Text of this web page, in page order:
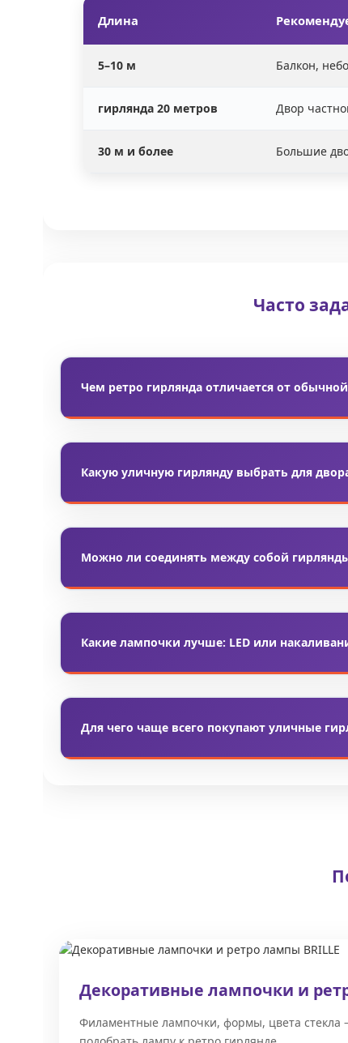
Длина
5–10 м Балкон,
гирлянда 20 метров Двор
30 м и более Большие
Часто
Чем ретро гирлянда отличается от
Какую уличную гирлянду выбрать для
Можно ли соединять между собой
Какие лампочки лучше: LED или
Для чего чаще всего покупают уличные
Декоративные лампочки и
Филаментные лампочки, формы, цвета стекла